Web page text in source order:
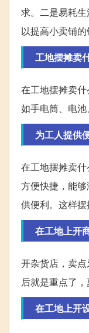
求。二是易耗
以提高小卖铺的
工地摆摊卖
在工地摆摊卖
如手电筒、电
为工人提供
在工地摆摊卖
方便快捷，能
供便利。这样
在工地上开
开杂货店，卖
后就是重点了
在工地上开